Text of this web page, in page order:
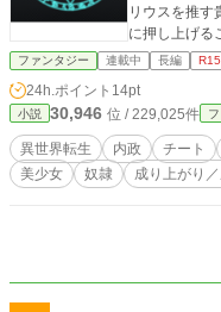
リウスを推す
に押し上げる
イルフィラー
界に名を馳せ
ファンタジー 連載中 長編 R15
24h.ポイント 14pt
小説 30,946 位 / 229,025件
異世界転生 内政 チート
美少女
奴隷 成り上がり